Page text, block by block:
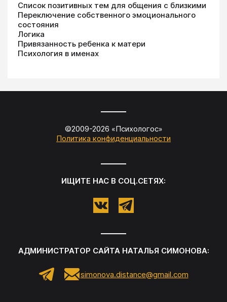
Список позитивных тем для общения с близкими
Переключение собственного эмоционального
состояния
Логика
Привязанность ребенка к матери
Психология в именах
©2009-2026 «Психологос»
Политика конфиденциальности
ИЩИТЕ НАС В СОЦ.СЕТЯХ:
АДМИНИСТРАТОР САЙТА НАТАЛЬЯ СИМОНОВА:
simonova.distance@gmail.com